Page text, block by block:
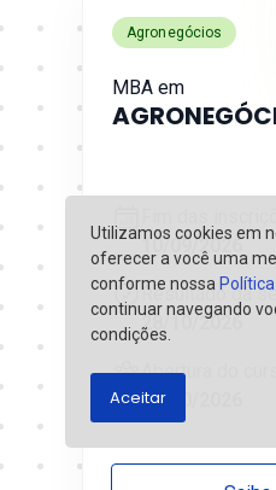
Utilizamos cookies em
oferecer a você uma
conforme nossa
continuar navegando
condições.
Aceitar
Agronegócios
MBA em
10/09/2026
Resultado da
28/10/2026
Abertura do
14/10/2026